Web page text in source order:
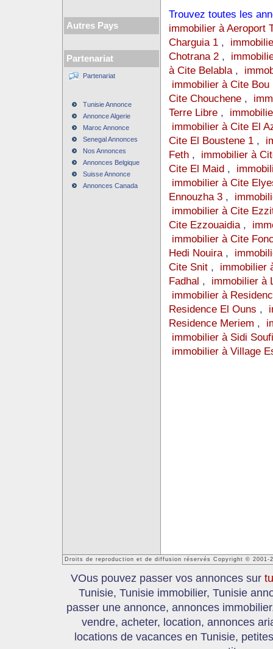
Autres Pays
Partenariat
Partenariat
Tunisie Annonce
Annonce Algerie
Maroc Annonce
Senegal Annonces
Nos Annonces
Annonces Belgique
Suisse Annonce
Annonces Canada
Trouvez toutes les
immobilier à Aeroport
Charguia 1,
Chotrana 2,
à Cite Belabla,
immobilier à Cite Bou
Cite Chouchene,
Terre Libre,
immobilier à Cite El
Cite El Boustene 1,
Feth, immobilier à
Cite El Maid,
immobilier à Cite
Ennouzha 3,
immobilier à Cite
Cite Ezzouaidia,
immobilier à Cite
Hedi Nouira,
Cite Snit, immobilier
Fadhal , immobilier à
immobilier à
Residence El Ouns ,
Residence Meriem ,
immobilier à Sidi
immobilier à Village
Droits de reproduction et de diffusion réservés Copyright © 2001-
VOus pouvez passer vos annonces sur
Tunisie, Tunisie immobilier, Tunisie
passer une annonce, annonces
vendre, acheter, location, annonces
locations de vacances en Tunisie,